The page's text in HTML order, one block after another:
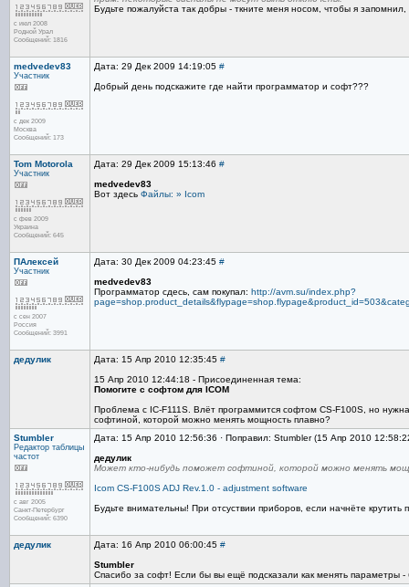
с июл 2008
Родной Урал
Сообщений: 1816
Будьте пожалуйста так добры - ткните меня носом, чтобы я
medvedev83
Участник
с дек 2009
Москва
Сообщений: 173
Дата: 29 Дек 2009 14:19:05 #
Добрый день подскажите где найти программатор и софт???
Tom Motorola
Участник
с фев 2009
Украина
Сообщений: 645
Дата: 29 Дек 2009 15:13:46 #
medvedev83
Вот здесь Файлы: » Icom
ПАлексей
Участник
с сен 2007
Россия
Сообщений: 3991
Дата: 30 Дек 2009 04:23:45 #
medvedev83
Программатор сдесь, сам покупал: http://avm.su/index.php?
дедулик Дата: 15 Апр 2010 12:35:45 #
15 Апр 2010 12:44:18 - Присоединенная тема:
Помогите с софтом для ICOM
Проблема с IC-F111S. Влёт программится софтом CS-F100S, но
софтиной, которой можно менять мощность плавно?
Stumbler
Редактор таблицы
частот
с авг 2005
Санкт-Петербург
Сообщений: 6390
Дата: 15 Апр 2010 12:56:36 · Поправил: Stumbler (15 Апр 2010
дедулик
Может кто-нибудь поможет софтиной, которой можно менять
Icom CS-F100S ADJ Rev.1.0 - adjustment software
Будьте внимательны! При отсуствии приборов, если начнёте
дедулик Дата: 16 Апр 2010 06:00:45 #
Stumbler
Спасибо за софт! Если бы вы ещё подсказали как менять